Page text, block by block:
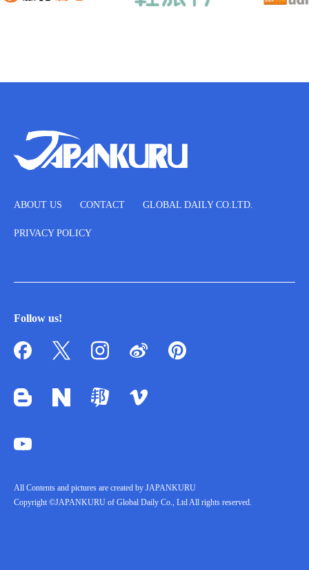
ABOUT US CONTACT GLOBAL DAILY CO.LTD.
PRIVACY POLICY
Follow us!
All Contents and pictures are created by JAPANKURU
Copyright ©JAPANKURU of Global Daily Co., Ltd All rights reserved.